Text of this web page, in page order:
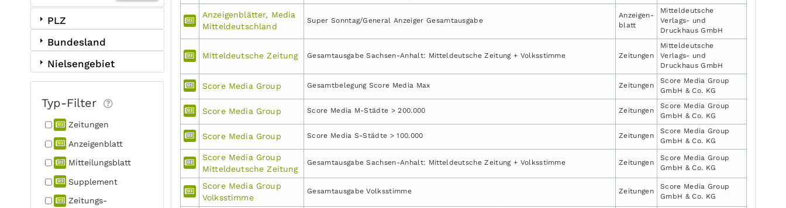
PLZ
Bundesland
Nielsengebiet
Typ-Filter
Zeitungen
Anzeigen­blatt
Mitteilungs­blatt
Supplement
Zeitungs­
Anzeigenblätter, Media
Mitteldeutschland
Super Sonntag/General Anzeiger Gesamtausgabe
Anzeigen­
blatt
Mitteldeutsche
Verlags- und
Druckhaus GmbH
Mitteldeutsche Zeitung Gesamtausgabe Sachsen-Anhalt: Mitteldeutsche Zeitung + Volksstimme Zeitungen
Mitteldeutsche
Verlags- und
Druckhaus GmbH
Score Media Group Gesamtbelegung Score Media Max Zeitungen
Score Media Group
GmbH & Co. KG
Score Media Group Score Media M-Städte > 200.000 Zeitungen
Score Media Group
GmbH & Co. KG
Score Media Group Score Media S-Städte > 100.000 Zeitungen
Score Media Group
GmbH & Co. KG
Score Media Group
Mitteldeutsche Zeitung
Gesamtausgabe Sachsen-Anhalt: Mitteldeutsche Zeitung + Volksstimme Zeitungen
Score Media Group
GmbH & Co. KG
Score Media Group
Volksstimme
Gesamtausgabe Volksstimme Zeitungen
Score Media Group
GmbH & Co. KG